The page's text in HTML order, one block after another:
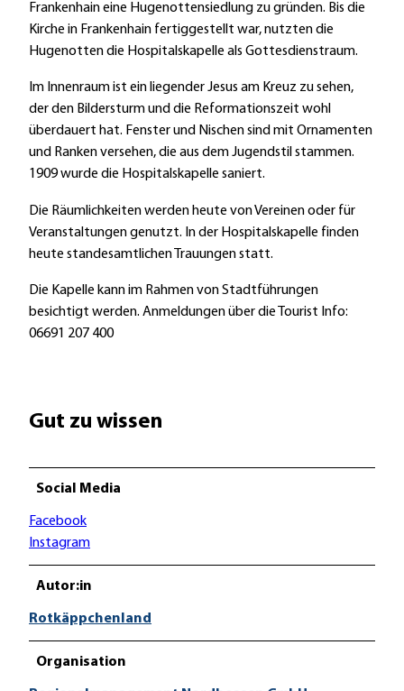
Frankenhain eine Hugenottensiedlung zu gründen. Bis die
Kirche in Frankenhain fertiggestellt war, nutzten die
Hugenotten die Hospitalskapelle als Gottesdienstraum.
Im Innenraum ist ein liegender Jesus am Kreuz zu sehen,
der den Bildersturm und die Reformationszeit wohl
überdauert hat. Fenster und Nischen sind mit Ornamenten
und Ranken versehen, die aus dem Jugendstil stammen.
1909 wurde die Hospitalskapelle saniert.
Die Räumlichkeiten werden heute von Vereinen oder für
Veranstaltungen genutzt. In der Hospitalskapelle finden
heute standesamtlichen Trauungen statt.
Die Kapelle kann im Rahmen von Stadtführungen
besichtigt werden. Anmeldungen über die Tourist Info:
06691 207 400
Gut zu wissen
Social Media
Facebook
Instagram
Autor:in
Rotkäppchenland
Organisation